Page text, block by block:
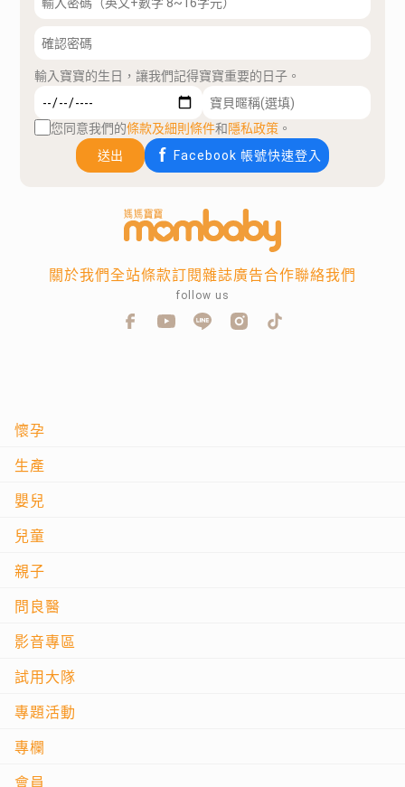
輸入寶寶的生日，讓我們記得寶寶重要的日子。
您同意我們的條款及細則條件和隱私政策 。
送出
Facebook 帳號快速登入
懷孕
生產
嬰兒
兒童
親子
問良醫
影音專區
試用大隊
專題活動
專欄
會員
關於我們全站條款訂閱雜誌廣告合作聯絡我們
follow us